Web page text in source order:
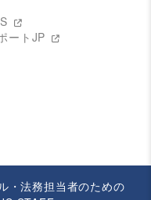
ートJP
・法務担当者のための